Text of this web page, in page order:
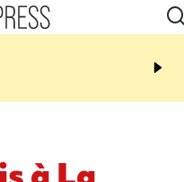
20:17
routière, concours de